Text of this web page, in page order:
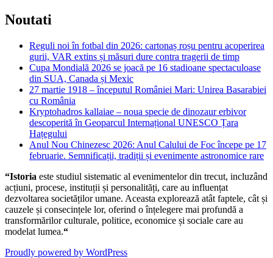
Noutati
Reguli noi în fotbal din 2026: cartonaș roșu pentru acoperirea
gurii, VAR extins și măsuri dure contra tragerii de timp
Cupa Mondială 2026 se joacă pe 16 stadioane spectaculoase
din SUA, Canada și Mexic
27 martie 1918 – începutul României Mari: Unirea Basarabiei
cu România
Kryptohadros kallaiae – noua specie de dinozaur erbivor
descoperită în Geoparcul Internațional UNESCO Țara
Hațegului
Anul Nou Chinezesc 2026: Anul Calului de Foc începe pe 17
februarie. Semnificații, tradiții și evenimente astronomice rare
“Istoria este studiul sistematic al evenimentelor din trecut, incluzând
acțiuni, procese, instituții și personalități, care au influențat
dezvoltarea societăților umane. Aceasta explorează atât faptele, cât și
cauzele și consecințele lor, oferind o înțelegere mai profundă a
transformărilor culturale, politice, economice și sociale care au
modelat lumea.“
Proudly powered by WordPress